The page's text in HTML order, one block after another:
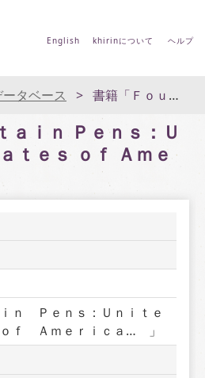
English khirinについて ヘルプ
タベース 書籍「Ｆｏｕｎｔａｉｎ Ｐｅｎｓ：Ｕｎｉｔｅｄ Ｓｔａｔｅｓ ｏｆ Ａｍｅｒｉｃａ… 」
ａｉｎ Ｐｅｎｓ：Ｕ
ｔｅｓ ｏｆ Ａｍｅ
ｎ　Ｐｅｎｓ：Ｕｎｉｔｅ
ｆ　Ａｍｅｒｉｃａ…　」